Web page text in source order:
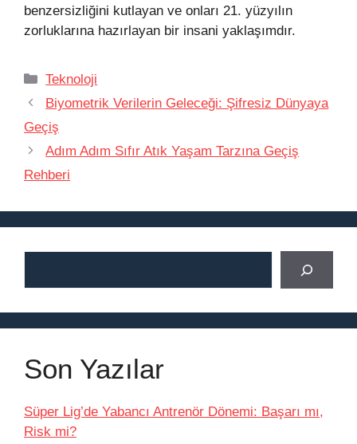
benzersizliğini kutlayan ve onları 21. yüzyılın
zorluklarına hazırlayan bir insani yaklaşımdır.
Kategoriler
Teknoloji
Biyometrik Verilerin Geleceği: Şifresiz Dünyaya
Geçiş
Adım Adım Sıfır Atık Yaşam Tarzına Geçiş
Rehberi
Son Yazılar
Süper Lig’de Yabancı Antrenör Dönemi: Başarı mı,
Risk mi?